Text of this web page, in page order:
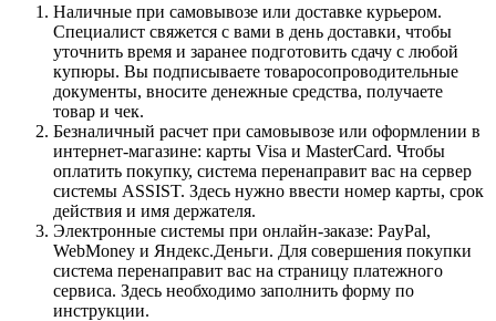
Наличные при самовывозе или доставке курьером.
Специалист свяжется с вами в день доставки, чтобы
уточнить время и заранее подготовить сдачу с любой
купюры. Вы подписываете товаросопроводительные
документы, вносите денежные средства, получаете
товар и чек.
Безналичный расчет при самовывозе или оформлении в
интернет-магазине: карты Visa и MasterCard. Чтобы
оплатить покупку, система перенаправит вас на сервер
системы ASSIST. Здесь нужно ввести номер карты, срок
действия и имя держателя.
Электронные системы при онлайн-заказе: PayPal,
WebMoney и Яндекс.Деньги. Для совершения покупки
система перенаправит вас на страницу платежного
сервиса. Здесь необходимо заполнить форму по
инструкции.